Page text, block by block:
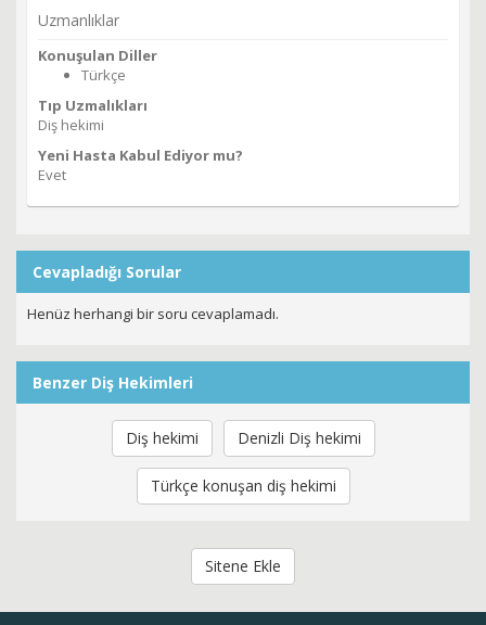
Uzmanlıklar
Konuşulan Diller
Türkçe
Tıp Uzmalıkları
Diş hekimi
Yeni Hasta Kabul Ediyor mu?
Evet
Cevapladığı Sorular
Henüz herhangi bir soru cevaplamadı.
Benzer Diş Hekimleri
Diş hekimi Denizli Diş hekimi
Türkçe konuşan diş hekimi
Sitene Ekle